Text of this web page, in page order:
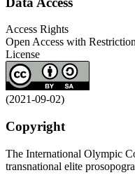
Access Rights
Open Access with
License
(2021-09-02)
Copyright
The International Olympic
transnational elite